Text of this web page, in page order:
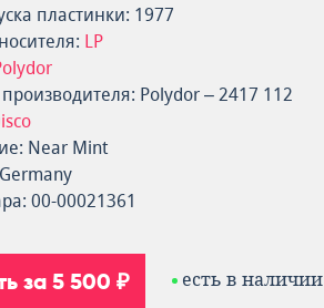
пластинки: 1977
LP
Polydor – 2417 112
Near Mint
00-00021361
за 5 500 ₽ есть в наличии